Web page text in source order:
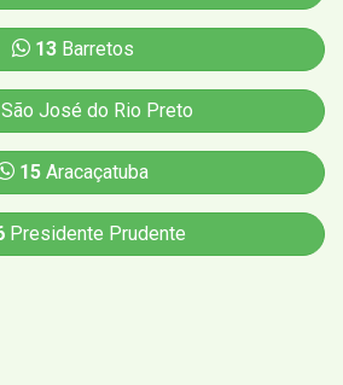
13Barretos
São José do Rio Preto
15 Aracaçatuba
Presidente Prudente